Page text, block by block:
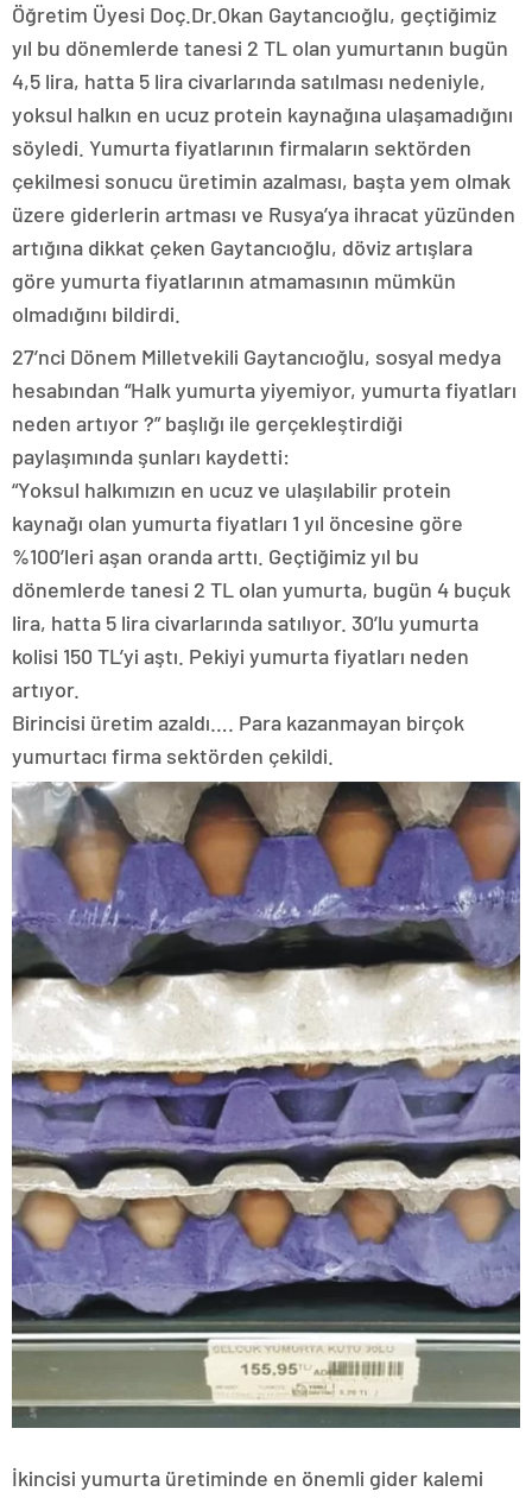
Öğretim Üyesi Doç.Dr.Okan Gaytancıoğlu, geçtiğimiz
yıl bu dönemlerde tanesi 2 TL olan yumurtanın bugün
4,5 lira, hatta 5 lira civarlarında satılması nedeniyle,
yoksul halkın en ucuz protein kaynağına ulaşamadığını
söyledi. Yumurta fiyatlarının firmaların sektörden
çekilmesi sonucu üretimin azalması, başta yem olmak
üzere giderlerin artması ve Rusya’ya ihracat yüzünden
artığına dikkat çeken Gaytancıoğlu, döviz artışlara
göre yumurta fiyatlarının atmamasının mümkün
olmadığını bildirdi.
27’nci Dönem Milletvekili Gaytancıoğlu, sosyal medya
hesabından “Halk yumurta yiyemiyor, yumurta fiyatları
neden artıyor ?” başlığı ile gerçekleştirdiği
paylaşımında şunları kaydetti:
“Yoksul halkımızın en ucuz ve ulaşılabilir protein
kaynağı olan yumurta fiyatları 1 yıl öncesine göre
%100’leri aşan oranda arttı. Geçtiğimiz yıl bu
dönemlerde tanesi 2 TL olan yumurta, bugün 4 buçuk
lira, hatta 5 lira civarlarında satılıyor. 30’lu yumurta
kolisi 150 TL’yi aştı. Pekiyi yumurta fiyatları neden
artıyor.
Birincisi üretim azaldı…. Para kazanmayan birçok
yumurtacı firma sektörden çekildi.
İkincisi yumurta üretiminde en önemli gider kalemi